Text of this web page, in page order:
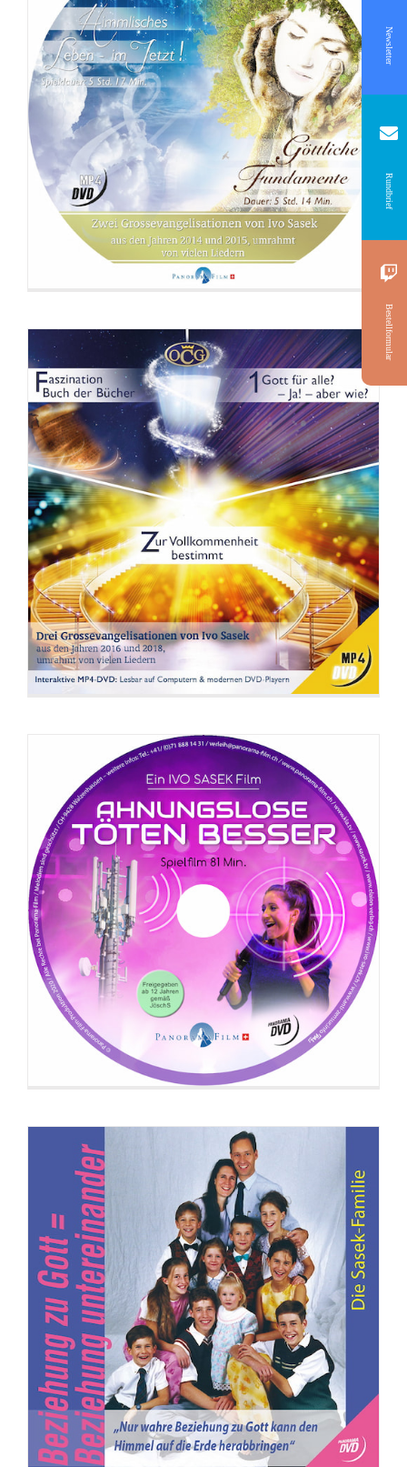
DVD: 3 Evangelisationstreffen
DVD: Ahnungslose töten besser
DVD: Beziehung zu Gott = Beziehung
untereinander
Newsletter
Rundbrief
Bestellformular